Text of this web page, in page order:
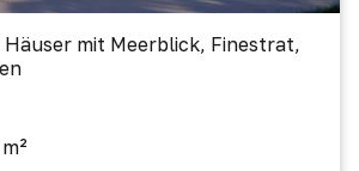
Häuser mit Meerblick, Finestrat,
m²